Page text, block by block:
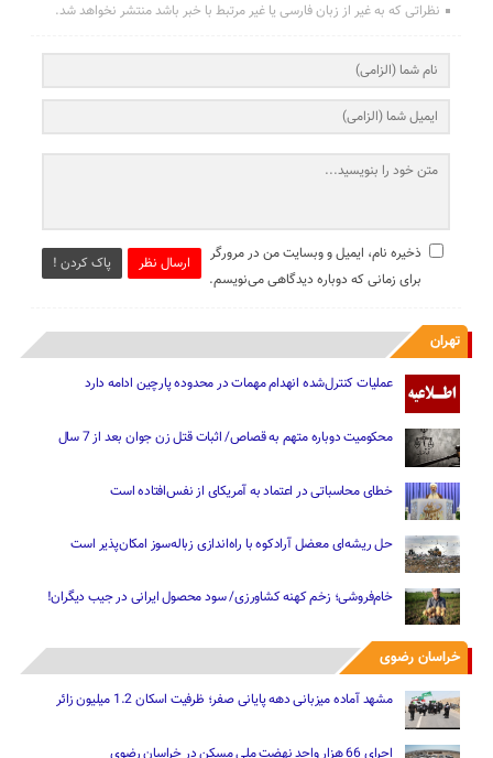
نظراتی که به غیر از زبان فارسی یا غیر مرتبط با خبر باشد منتشر نخواهد شد.
ارسال نظر پاک کردن !
ذخیره نام، ایمیل و وبسایت من در مرورگر
برای زمانی که دوباره دیدگاهی می‌نویسم.
تهران
عملیات کنترل‌شده انهدام مهمات در محدوده پارچین ادامه دارد
محکومیت دوباره متهم به قصاص/ اثبات قتل زن جوان بعد از 7 سال
خطای محاسباتی در اعتماد به آمریکای از نفس‌افتاده است
حل ریشه‌ای معضل آرادکوه با راه‌اندازی زباله‌سوز امکان‌پذیر است
خام‌فروشی؛ زخم کهنه کشاورزی/ سود محصول ایرانی در جیب دیگران!
خراسان رضوی
مشهد آماده میزبانی دهه پایانی صفر؛ ظرفیت اسکان 1.2 میلیون زائر
اجرای 66 هزار واحد نهضت ملی مسکن در خراسان رضوی